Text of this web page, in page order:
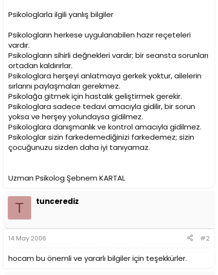
Psikologlarla ilgili yanlış bilgiler
Psikologların herkese uygulanabilen hazır reçeteleri
vardır.
Psikologların sihirli değnekleri vardır; bir seansta sorunları
ortadan kaldırırlar.
Psikologlara herşeyi anlatmaya gerkek yoktur, ailelerin
sırlarını paylaşmaları gerekmez.
Psikolağa gitmek için hastalık geliştirmek gerekir.
Psikologlara sadece tedavi amacıyla gidilir, bir sorun
yoksa ve herşey yolundaysa gidilmez.
Psikologlara danışmanlık ve kontrol amacıyla gidilmez.
Psikologlar sizin farkedemediğinizi farkedemez; sizin
çocuğunuzu sizden daha iyi tanıyamaz.
Uzman Psikolog Şebnem KARTAL
T tuncerediz
14 May 2006 #2
hocam bu önemli ve yararlı bilgiler için teşekkürler.